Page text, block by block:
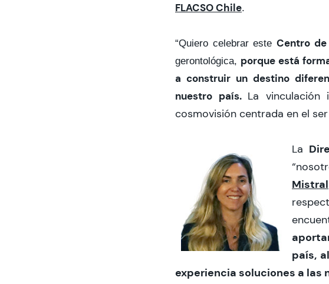
FLACSO Chile.
“Quiero celebrar este Centro de
gerontológica, porque está
a construir un destino
nuestro país. La vinculación
cosmovisión centrada en el
La
Mistral
país,
experiencia soluciones a las